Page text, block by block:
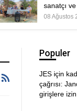
sanatçı
08 Ağustos
Populer
JES için
çağrısı:
girişlere